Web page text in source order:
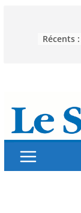
Récents :